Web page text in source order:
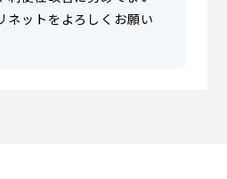
ネットをよろしくお願い